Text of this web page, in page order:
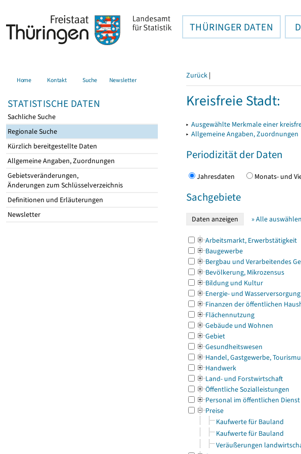
THÜRINGER DATEN
Home Kontakt Suche Newsletter
STATISTISCHE DATEN
Sachliche Suche
Regionale Suche
Kürzlich bereitgestellte Daten
Allgemeine Angaben, Zuordnungen
Gebietsveränderungen,
Änderungen zum Schlüsselverzeichnis
Definitionen und Erläuterungen
Newsletter
Zurück |
Kreisfreie Stadt:
▸ Ausgewählte Merkmale einer
▸ Allgemeine Angaben, Zuordnungen
Periodizität der Daten
Jahresdaten Monats- und
Sachgebiete
» Alle
Arbeitsmarkt, Erwerbstätigkeit
Baugewerbe
Bergbau und Verarbeitendes
Bevölkerung, Mikrozensus
Bildung und Kultur
Energie- und Wasserversorgung
Finanzen der öffentlichen
Flächennutzung
Gebäude und Wohnen
Gebiet
Gesundheitswesen
Handel, Gastgewerbe,
Handwerk
Land- und Forstwirtschaft
Öffentliche Sozialleistungen
Personal im öffentlichen Dienst
Preise
Kaufwerte für Bauland
Kaufwerte für Bauland
Veräußerungen